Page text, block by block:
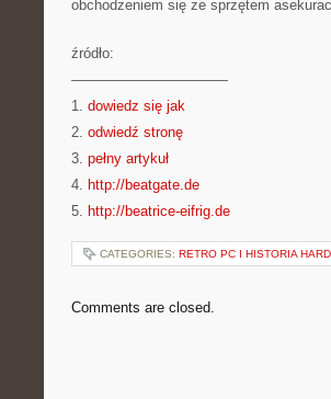
obchodzeniem się ze sprzętem
źródło:
———————————
1. dowiedz się jak
2. odwiedź stronę
3. pełny artykuł
4. http://beatgate.de
5. http://beatrice-eifrig.de
CATEGORIES: RETRO PC I HISTORIA
Comments are closed.